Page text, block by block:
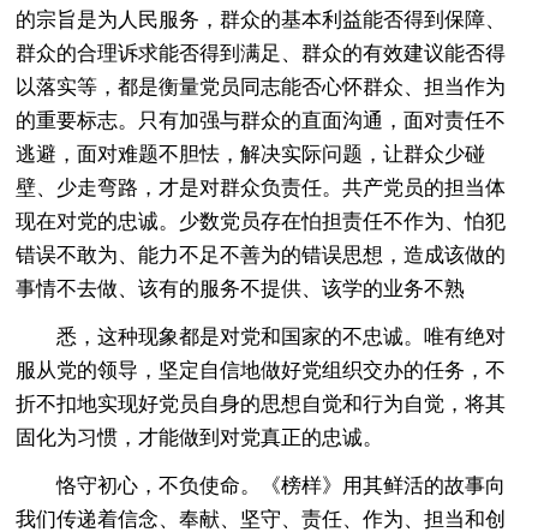
的宗旨是为人民服务，群众的基本利益能否得到保障、
群众的合理诉求能否得到满足、群众的有效建议能否得
以落实等，都是衡量党员同志能否心怀群众、担当作为
的重要标志。只有加强与群众的直面沟通，面对责任不
逃避，面对难题不胆怯，解决实际问题，让群众少碰
壁、少走弯路，才是对群众负责任。共产党员的担当体
现在对党的忠诚。少数党员存在怕担责任不作为、怕犯
错误不敢为、能力不足不善为的错误思想，造成该做的
事情不去做、该有的服务不提供、该学的业务不熟
悉，这种现象都是对党和国家的不忠诚。唯有绝对
服从党的领导，坚定自信地做好党组织交办的任务，不
折不扣地实现好党员自身的思想自觉和行为自觉，将其
固化为习惯，才能做到对党真正的忠诚。
恪守初心，不负使命。《榜样》用其鲜活的故事向
我们传递着信念、奉献、坚守、责任、作为、担当和创